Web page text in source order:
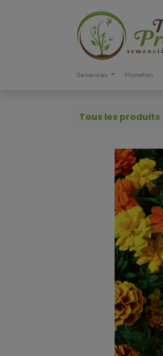
Semences Promotion
Tous les produits